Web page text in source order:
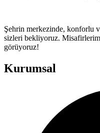
Şehrin merkezinde, konforlu
sizleri bekliyoruz.
görüyoruz!
Kurumsal